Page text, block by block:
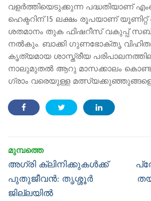
വളർത്തിയെടുക്കുന്ന പദ്ധതിയാണ്
ഹെക്ടറിന് 15 ലക്ഷം രൂപയാണ് യൂണിറ്റ്
ശതമാനം തുക ഫിഷറീസ് വകുപ്പ്
നൽകും. ബാക്കി ഗുണഭോക്തൃ
കൃത്യമായ ശാസ്ത്രീയ
നാലുമുതൽ ആറു മാസക്കാലം കൊണ്ട്
ഗ്രാം വരെയുള്ള മത്സ്യക്കുഞ്ഞുങ്ങളെ
navigation
Previous
post:
അഗ്രി ക്ലിനിക്കുകൾക്ക്
പുതുജീവൻ: തൃശ്ശൂർ
ജില്ലയിൽ